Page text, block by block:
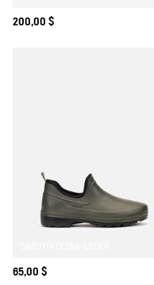
200,00 $
65,00 $